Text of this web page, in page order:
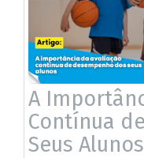
A
Contínua
Seus Alunos